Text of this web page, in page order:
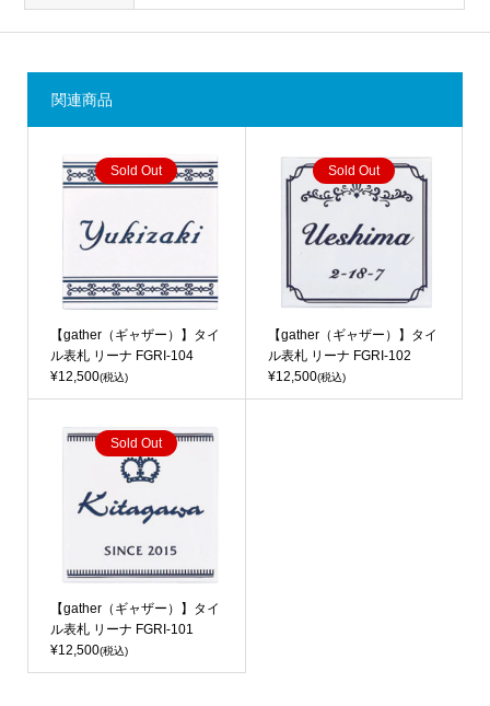
関連商品
Sold Out
【gather（ギャザー）】タイ
ル表札 リーナ FGRI-104
¥12,500(税込)
Sold Out
【gather（ギャザー）】タイ
ル表札 リーナ FGRI-102
¥12,500(税込)
Sold Out
【gather（ギャザー）】タイ
ル表札 リーナ FGRI-101
¥12,500(税込)